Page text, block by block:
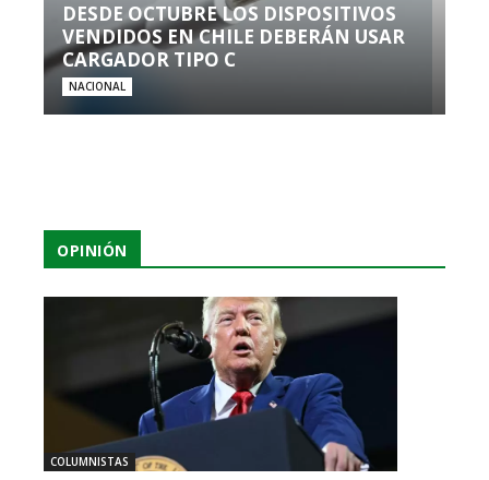
DESDE OCTUBRE LOS DISPOSITIVOS
VENDIDOS EN CHILE DEBERÁN USAR
CARGADOR TIPO C
NACIONAL
OPINIÓN
COLUMNISTAS